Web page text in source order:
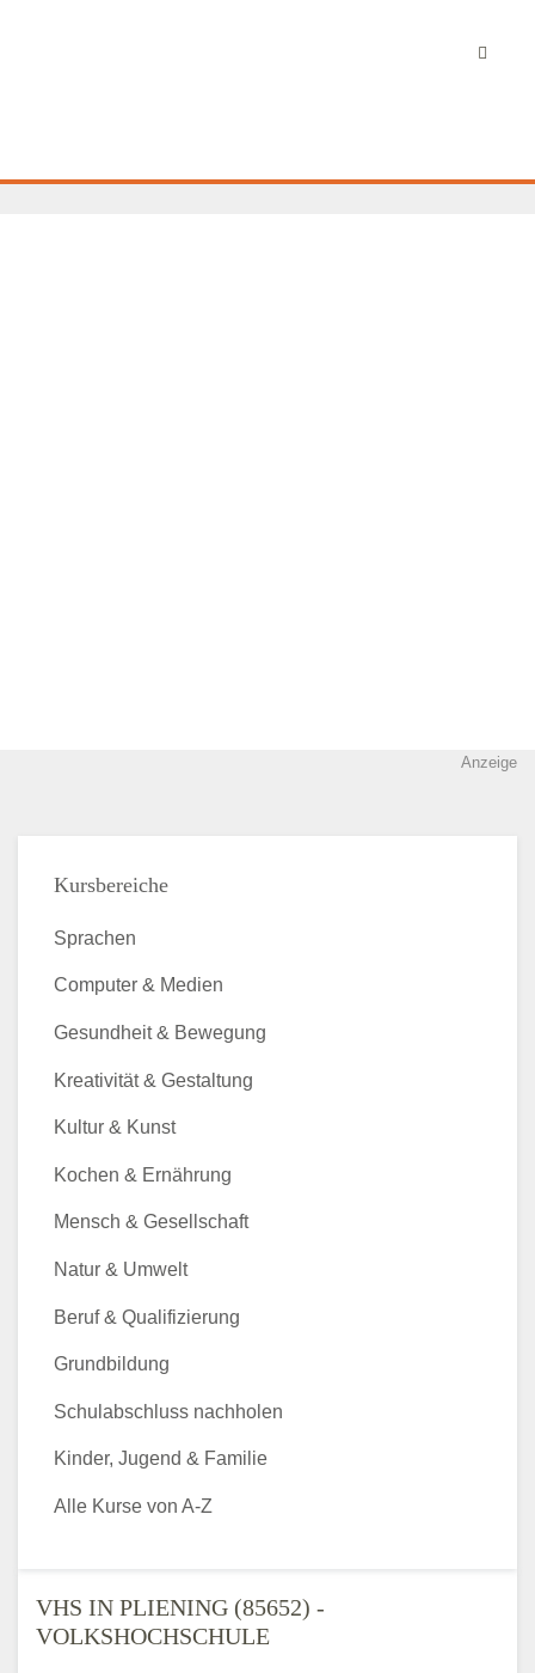
Anzeige
VHS IN PLIENING (85652) -
VOLKSHOCHSCHULE
Kursbereiche
Sprachen
Computer & Medien
Gesundheit & Bewegung
Kreativität & Gestaltung
Kultur & Kunst
Kochen & Ernährung
Mensch & Gesellschaft
Natur & Umwelt
Beruf & Qualifizierung
Grundbildung
Schulabschluss nachholen
Kinder, Jugend & Familie
Alle Kurse von A-Z